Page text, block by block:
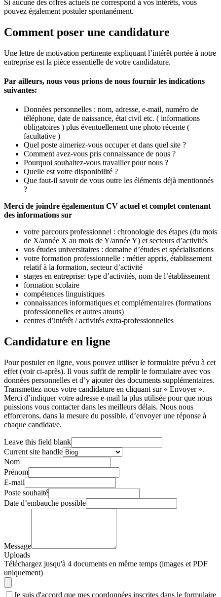
Si aucune des offres actuels ne correspond à vos intérêts, vous
pouvez également postuler spontanément.
Comment poser une candidature
Une lettre de motivation pertinente expliquant l’intérêt portée à notre
entreprise est la pièce essentielle de votre candidature.
Par ailleurs, nous vous prions de nous fournir les indications
suivantes:
Données personnelles : nom, adresse, e-mail, numéro de
téléphone, date de naissance, état civil etc. ( informations
obligatoires ) plus éventuellement une photo récente (
facultative )
Quel poste aimeriez-vous occuper et dans quel site ?
Comment avez-vous pris connaissance de nous ?
Pourquoi souhaitez-vous travailler pour nous ?
Quelle est votre disponibilité ?
Que faut-il savoir de vous outre les éléments déjà mentionnés
?
Merci de joindre égalementun CV actuel et complet contenant
des informations sur
votre parcours professionnel : chronologie des étapes (du mois
de X/année X au mois de Y/année Y) et secteurs d’activités
vos études universitaires : domaine d’études et spécialisations
votre formation professionnelle : métier appris, établissement
relatif à la formation, secteur d’activité
stages en entreprise: type d’activités, nom de l’établissement
formation scolaire
compétences linguistiques
connaissances informatiques et complémentaires (formations
professionnelles et autres atouts)
centres d’intérêt / activités extra-professionnelles
Candidature en ligne
Pour postuler en ligne, vous pouvez utiliser le formulaire prévu à cet
effet (voir ci-après). Il vous suffit de remplir le formulaire avec vos
données personnelles et d’y ajouter des documents supplémentaires.
Transmettez-nous votre candidature en cliquant sur « Envoyer ».
Merci d’indiquer votre adresse e-mail la plus utilisée pour que nous
puissions vous contacter dans les meilleurs délais. Nous nous
efforcerons, dans la mesure du possible, d’envoyer une réponse à
chaque candidat/e.
Leave this field blank
Current site handle
Nom
Prénom
E-mail
Poste souhaité
Date d’embauche possible
Message
Uploads
Téléchargez jusqu'à 4 documents en même temps (images et PDF
uniquement)
Je suis d'accord que mes coordonnées inscrites dans le formulaire